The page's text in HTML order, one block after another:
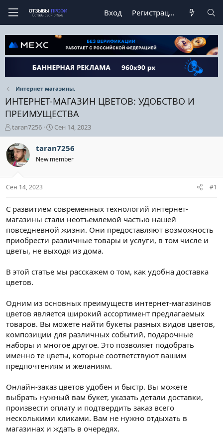
Вход Регистрация
Интернет магазины.
ИНТЕРНЕТ-МАГАЗИН ЦВЕТОВ: УДОБСТВО И
ПРЕИМУЩЕСТВА
А
в
т
о
р
е
м
taran7256
Д
а
а
н
ч
а
Сен 14, 2023
taran7256
New member
Сен 14, 2023 #1
С развитием современных технологий интернет-
магазины стали неотъемлемой частью нашей
повседневной жизни. Они предоставляют возможность
приобрести различные товары и услуги, в том числе и
цветы, не выходя из дома.
В этой статье мы расскажем о том, как удобна доставка
цветов.
Одним из основных преимуществ интернет-магазинов
цветов является широкий ассортимент предлагаемых
товаров. Вы можете найти букеты разных видов цветов,
композиции для различных событий, подарочные
наборы и многое другое. Это позволяет подобрать
именно те цветы, которые соответствуют вашим
предпочтениям и желаниям.
Онлайн-заказ цветов удобен и быстр. Вы можете
выбрать нужный вам букет, указать детали доставки,
произвести оплату и подтвердить заказ всего
несколькими кликами. Вам не нужно отдыхать в
магазинах и ждать в очередях.